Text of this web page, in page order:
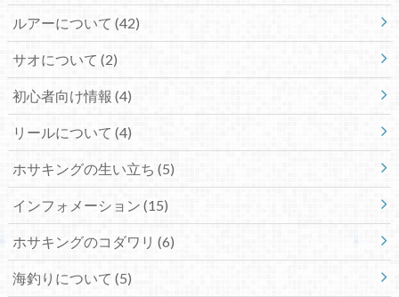
ルアーについて (42)
サオについて (2)
初心者向け情報 (4)
リールについて (4)
ホサキングの生い立ち (5)
インフォメーション (15)
ホサキングのコダワリ (6)
海釣りについて (5)